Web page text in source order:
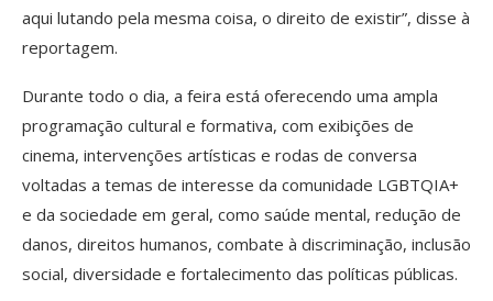
aqui lutando pela mesma coisa, o direito de existir”, disse à
reportagem.
Durante todo o dia, a feira está oferecendo uma ampla
programação cultural e formativa, com exibições de
cinema, intervenções artísticas e rodas de conversa
voltadas a temas de interesse da comunidade LGBTQIA+
e da sociedade em geral, como saúde mental, redução de
danos, direitos humanos, combate à discriminação, inclusão
social, diversidade e fortalecimento das políticas públicas.